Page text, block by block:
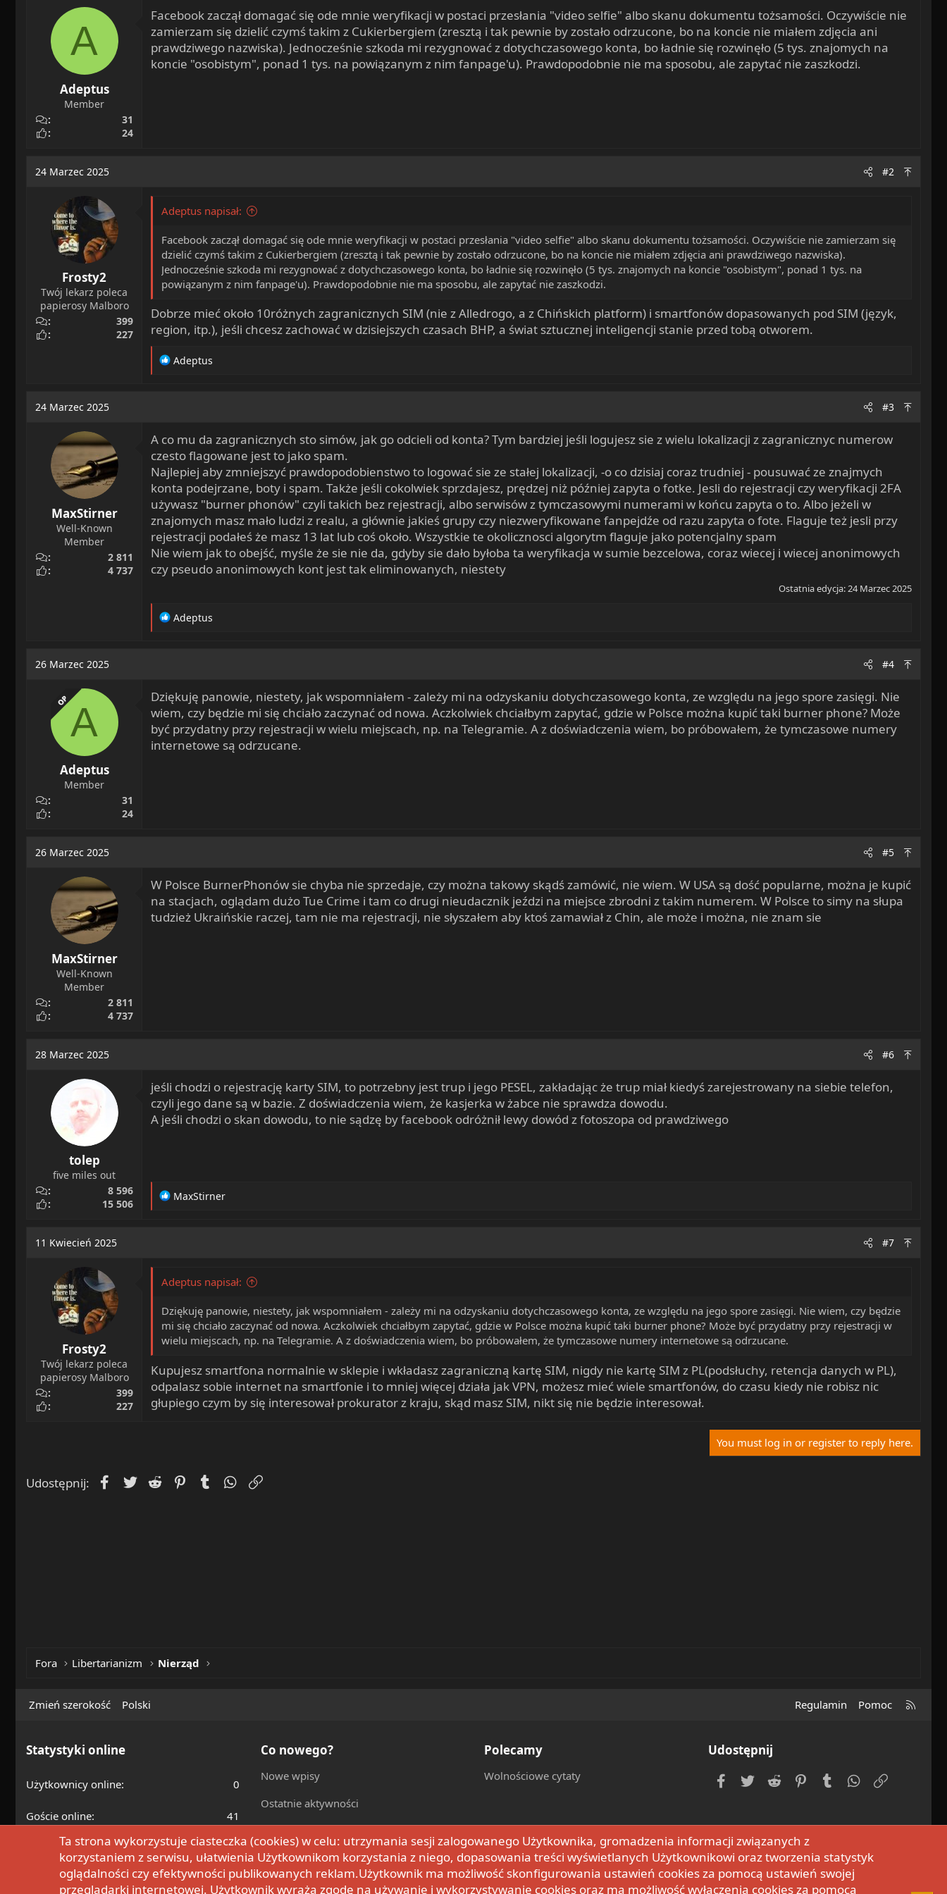
e
r
o
t
y
A
Adeptus
Member
31
24
Facebook zaczął domagać się ode mnie weryfikacji w postaci przesłania "video selfie" albo skanu dokumentu tożsamości. Oczywiście nie
zamierzam się dzielić czymś takim z Cukierbergiem (zresztą i tak pewnie by zostało odrzucone, bo na koncie nie miałem zdjęcia ani
prawdziwego nazwiska). Jednocześnie szkoda mi rezygnować z dotychczasowego konta, bo ładnie się rozwinęło (5 tys. znajomych na
koncie "osobistym", ponad 1 tys. na powiązanym z nim fanpage'u). Prawdopodobnie nie ma sposobu, ale zapytać nie zaszkodzi.
24 Marzec 2025 #2
Frosty2
Twój lekarz poleca
papierosy Malboro
399
227
Adeptus napisał:
Facebook zaczął domagać się ode mnie weryfikacji w postaci przesłania "video selfie" albo skanu dokumentu tożsamości. Oczywiście nie zamierzam się
dzielić czymś takim z Cukierbergiem (zresztą i tak pewnie by zostało odrzucone, bo na koncie nie miałem zdjęcia ani prawdziwego nazwiska).
Jednocześnie szkoda mi rezygnować z dotychczasowego konta, bo ładnie się rozwinęło (5 tys. znajomych na koncie "osobistym", ponad 1 tys. na
powiązanym z nim fanpage'u). Prawdopodobnie nie ma sposobu, ale zapytać nie zaszkodzi.
Dobrze mieć około 10różnych zagranicznych SIM (nie z Alledrogo, a z Chińskich platform) i smartfonów dopasowanych pod SIM (język,
region, itp.), jeśli chcesz zachować w dzisiejszych czasach BHP, a świat sztucznej inteligencji stanie przed tobą otworem.
R
o
n
s
:
Adeptus
24 Marzec 2025 #3
MaxStirner
Well-Known
Member
2 811
4 737
A co mu da zagranicznych sto simów, jak go odcieli od konta? Tym bardziej jeśli logujesz sie z wielu lokalizacji z zagranicznyc numerow
czesto flagowane jest to jako spam.
Najlepiej aby zmniejszyć prawdopodobienstwo to logować sie ze stałej lokalizacji, -o co dzisiaj coraz trudniej - pousuwać ze znajmych
konta podejrzane, boty i spam. Także jeśli cokolwiek sprzdajesz, prędzej niż później zapyta o fotke. Jesli do rejestracji czy weryfikacji 2FA
używasz "burner phonów" czyli takich bez rejestracji, albo serwisów z tymczasowymi numerami w końcu zapyta o to. Albo jeżeli w
znajomych masz mało ludzi z realu, a głównie jakieś grupy czy niezweryfikowane fanpejdźe od razu zapyta o fote. Flaguje też jesli przy
rejestracji podałeś że masz 13 lat lub coś około. Wszystkie te okolicznosci algorytm flaguje jako potencjalny spam
Nie wiem jak to obejść, myśle że sie nie da, gdyby sie dało byłoba ta weryfikacja w sumie bezcelowa, coraz wiecej i wiecej anonimowych
czy pseudo anonimowych kont jest tak eliminowanych, niestety
Ostatnia edycja: 24 Marzec 2025
R
o
n
:
Adeptus
26 Marzec 2025 #4
OPA
Adeptus
Member
31
24
Dziękuję panowie, niestety, jak wspomniałem - zależy mi na odzyskaniu dotychczasowego konta, ze względu na jego spore zasięgi. Nie
wiem, czy będzie mi się chciało zaczynać od nowa. Aczkolwiek chciałbym zapytać, gdzie w Polsce można kupić taki burner phone? Może
być przydatny przy rejestracji w wielu miejscach, np. na Telegramie. A z doświadczenia wiem, bo próbowałem, że tymczasowe numery
internetowe są odrzucane.
26 Marzec 2025 #5
MaxStirner
Well-Known
Member
2 811
4 737
W Polsce BurnerPhonów sie chyba nie sprzedaje, czy można takowy skądś zamówić, nie wiem. W USA są dość popularne, można je kupić
na stacjach, oglądam dużo Tue Crime i tam co drugi nieudacznik jeździ na miejsce zbrodni z takim numerem. W Polsce to simy na słupa
tudzież Ukraińskie raczej, tam nie ma rejestracji, nie słyszałem aby ktoś zamawiał z Chin, ale może i można, nie znam sie
28 Marzec 2025 #6
tolep
five miles out
8 596
15 506
jeśli chodzi o rejestrację karty SIM, to potrzebny jest trup i jego PESEL, zakładając że trup miał kiedyś zarejestrowany na siebie telefon,
czyli jego dane są w bazie. Z doświadczenia wiem, że kasjerka w żabce nie sprawdza dowodu.
A jeśli chodzi o skan dowodu, to nie sądzę by facebook odróżnił lewy dowód z fotoszopa od prawdziwego
R
o
n
:
MaxStirner
11 Kwiecień 2025 #7
Frosty2
Twój lekarz poleca
papierosy Malboro
399
227
Adeptus napisał:
Dziękuję panowie, niestety, jak wspomniałem - zależy mi na odzyskaniu dotychczasowego konta, ze względu na jego spore zasięgi. Nie wiem, czy będzie
mi się chciało zaczynać od nowa. Aczkolwiek chciałbym zapytać, gdzie w Polsce można kupić taki burner phone? Może być przydatny przy rejestracji w
wielu miejscach, np. na Telegramie. A z doświadczenia wiem, bo próbowałem, że tymczasowe numery internetowe są odrzucane.
Kupujesz smartfona normalnie w sklepie i wkładasz zagraniczną kartę SIM, nigdy nie kartę SIM z PL(podsłuchy, retencja danych w PL),
odpalasz sobie internet na smartfonie i to mniej więcej działa jak VPN, możesz mieć wiele smartfonów, do czasu kiedy nie robisz nic
głupiego czym by się interesował prokurator z kraju, skąd masz SIM, nikt się nie będzie interesował.
You must log in or register to reply here.
Udostępnij: FacebookTwitterReddit PinterestTumblrWhatsApp
Fora Libertarianizm Nierząd
Zmień szerokość Polski Regulamin Pomoc
R
Statystyki online
Użytkownicy online 0
Goście online 41
Wszystkich razem 41
Statystyka ''Wszyscy razem'' zawiera ukrytych
Użytkowników.
Co nowego?
Nowe wpisy
Ostatnie aktywności
Polecamy
Wolnościowe cytaty
Udostępnij
Facebook
Twitter Reddit PinterestTumblrWhatsApp
Ta strona wykorzystuje ciasteczka (cookies) w celu: utrzymania sesji zalogowanego Użytkownika, gromadzenia informacji związanych z
korzystaniem z serwisu, ułatwienia Użytkownikom korzystania z niego, dopasowania treści wyświetlanych Użytkownikowi oraz tworzenia statystyk
oglądalności czy efektywności publikowanych reklam.Użytkownik ma możliwość skonfigurowania ustawień cookies za pomocą ustawień swojej
przeglądarki internetowej. Użytkownik wyraża zgodę na używanie i wykorzystywanie cookies oraz ma możliwość wyłączenia cookies za pomocą